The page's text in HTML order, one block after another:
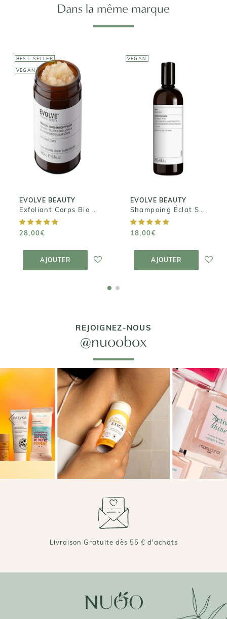
Dans la même marque
BEST-SELLER
VEGAN
EVOLVE BEAUTY
28,00€
AJOUTER
EVOLVE BEAUTY
Exfoliant Corps
Bio Monoï et
Coco - Tropical
Blossom body
polish
PANIER
VEGAN
EVOLVE BEAUTY
18,00€
AJOUTER
EVOLVE BEAUTY
Shampoing
Superfood
PANIER
REJOIGNEZ-NOUS
@nuoobox
Livraison Gratuite dès 55 € d'achats